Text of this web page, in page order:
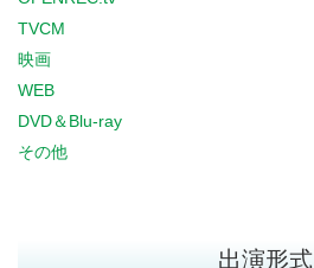
TVCM
映画
WEB
DVD＆Blu-ray
その他
出演形式